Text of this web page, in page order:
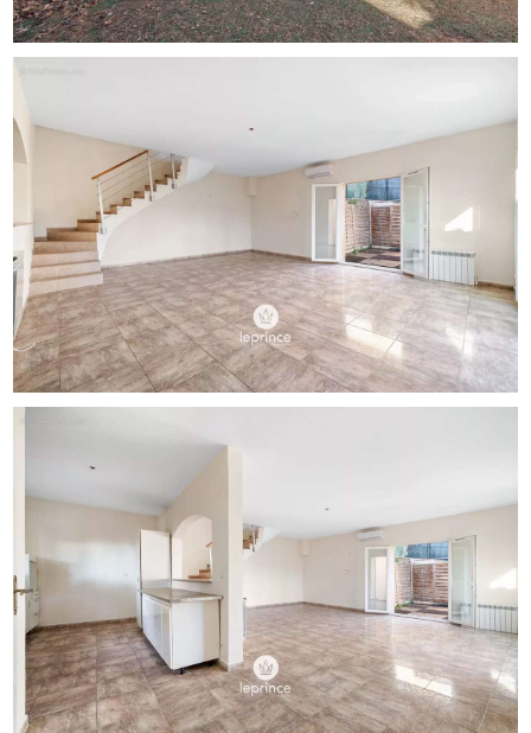
Exposée plein Sud, la maison bénéficie d’un
ensoleillement constant.
Un garage de plain-pied complète le niveau principal.
La maison profite d’une proximité immédiate avec
l’autoroute, offrant une accessibilité remarquable pour les
déplacements du quotidien.
Cette configuration s’accompagne d’un environnement
sonore présent, largement atténué grâce aux installations
mises en place : double vitrage récent et panneaux
antibruit sur toute la façade Ouest, assurant un confort
acoustique appréciable à l’intérieur.
Louée depuis de nombreuses années, la maison se
présente en bon état général : climatisation, double
vitrage, installation électrique récente.
Un rafraîchissement global permettra d’en révéler
pleinement le potentiel et d’en faire une adresse familiale,
pratique et proche de toutes les commodités.